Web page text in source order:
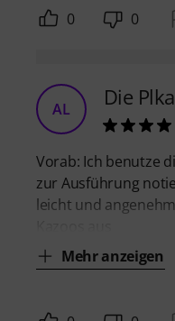
0 0
AL Die
Vorab: Ich benutze
zur Ausführung
leicht und
Mehr anzeigen